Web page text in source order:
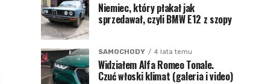
Niemiec, który płakał jak
sprzedawał, czyli BMW E12 z szopy
SAMOCHODY 4 lata temu
Widziałem Alfa Romeo Tonale.
Czuć włoski klimat (galeria i video)